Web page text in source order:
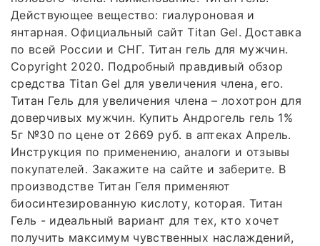
Действующее вещество: гиалуроновая и
янтарная. Официальный сайт Titan Gel. Доставка
по всей России и СНГ. Титан гель для мужчин.
Copyright 2020. Подробный правдивый обзор
средства Titan Gel для увеличения члена, его.
Титан Гель для увеличения члена – лохотрон для
доверчивых мужчин. Купить Андрогель гель 1%
5г №30 по цене от 2669 руб. в аптеках Апрель.
Инструкция по применению, аналоги и отзывы
покупателей. Закажите на сайте и заберите. В
производстве Титан Геля применяют
биосинтезированную кислоту, которая. Титан
Гель - идеальный вариант для тех, кто хочет
получить максимум чувственных наслаждений,